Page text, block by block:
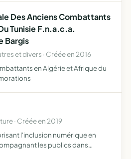
Des Anciens Combattants
Tunisie F.n.a.c.a.
Bargis
et divers · Créée en 2016
en Algérie et Afrique du
· Créée en 2019
l'inclusion numérique en
les publics dans